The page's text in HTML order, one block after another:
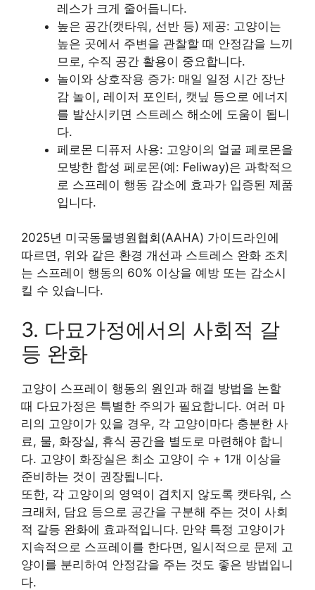
레스가 크게 줄어듭니다.
높은 공간(캣타워, 선반 등) 제공: 고양이는
높은 곳에서 주변을 관찰할 때 안정감을 느끼
므로, 수직 공간 활용이 중요합니다.
놀이와 상호작용 증가: 매일 일정 시간 장난
감 놀이, 레이저 포인터, 캣닢 등으로 에너지
를 발산시키면 스트레스 해소에 도움이 됩니
다.
페로몬 디퓨저 사용: 고양이의 얼굴 페로몬을
모방한 합성 페로몬(예: Feliway)은 과학적으
로 스프레이 행동 감소에 효과가 입증된 제품
입니다.
2025년 미국동물병원협회(AAHA) 가이드라인에
따르면, 위와 같은 환경 개선과 스트레스 완화 조치
는 스프레이 행동의 60% 이상을 예방 또는 감소시
킬 수 있습니다.
3. 다묘가정에서의 사회적 갈
등 완화
고양이 스프레이 행동의 원인과 해결 방법을 논할
때 다묘가정은 특별한 주의가 필요합니다. 여러 마
리의 고양이가 있을 경우, 각 고양이마다 충분한 사
료, 물, 화장실, 휴식 공간을 별도로 마련해야 합니
다. 고양이 화장실은 최소 고양이 수 + 1개 이상을
준비하는 것이 권장됩니다.
또한, 각 고양이의 영역이 겹치지 않도록 캣타워, 스
크래처, 담요 등으로 공간을 구분해 주는 것이 사회
적 갈등 완화에 효과적입니다. 만약 특정 고양이가
지속적으로 스프레이를 한다면, 일시적으로 문제 고
양이를 분리하여 안정감을 주는 것도 좋은 방법입니
다.